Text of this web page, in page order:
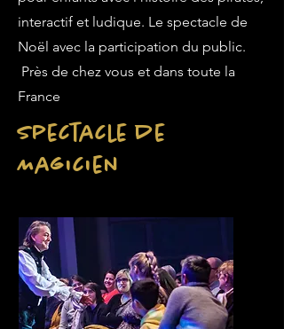
interactif et ludique. Le spectacle de
Noël avec la participation du public.
Près de chez vous et dans toute la
France
Spectacle de
Magicien